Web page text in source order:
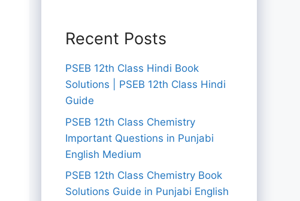
Recent Posts
PSEB 12th Class Hindi Book
Solutions | PSEB 12th Class Hindi
Guide
PSEB 12th Class Chemistry
Important Questions in Punjabi
English Medium
PSEB 12th Class Chemistry Book
Solutions Guide in Punjabi English